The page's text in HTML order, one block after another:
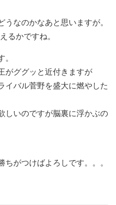
なのかなあと思いますが。
るかですね。
がググッと近付きますが
イバル菅野を盛大に燃やした
しいのですが脳裏に浮かぶの
がつけばよろしです。。。